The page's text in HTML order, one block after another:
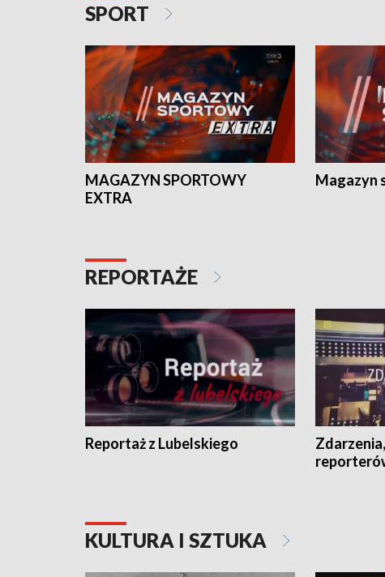
SPORT
MAGAZYN SPORTOWY
EXTRA
Magazyn
REPORTAŻE
Reportaż z Lubelskiego
KULTURA I SZTUKA